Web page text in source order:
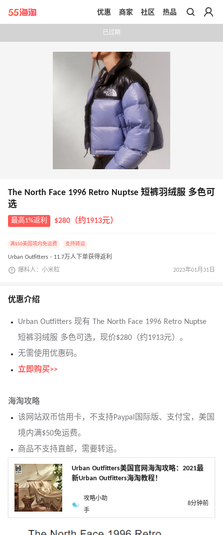
带你去官网买正品
优惠 商家 社区 热品
已过期
The North Face 1996 Retro Nuptse 短裤羽绒服 多色可
选
最高1%返利 $280（约1913元）
满$50美国境内免运费 支持转运
Urban Outfitters · 11.7万人下单获得返利
爆料人：小米粒 2023年01月31日
优惠介绍
Urban Outfitters 现有 The North Face 1996 Retro Nuptse
短裤羽绒服 多色可选，现价$280（约1913元）。
无需使用优惠码。
立即购买>>
海淘攻略
该网站双币信用卡，不支持Paypal国际版、支付宝，美国
境内满$50免运费。
商品不支持直邮，需要转运。
Urban Outfitters美国官网海淘攻略：2021最
新Urban Outfitters海淘教程！
攻略小助
手
8分钟前